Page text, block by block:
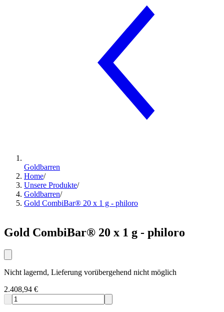
Goldbarren
Home/
Unsere Produkte/
Goldbarren/
Gold CombiBar® 20 x 1 g - philoro
Gold CombiBar® 20 x 1 g - philoro
Nicht lagernd, Lieferung vorübergehend nicht möglich
2.408,94 €